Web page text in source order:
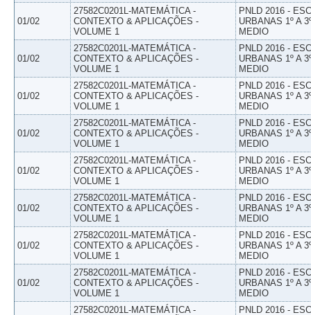
01/02
27582C0201L-MATEMÁTICA -
CONTEXTO & APLICAÇÕES -
VOLUME 1
PNLD 2016 -
URBANAS 1º A
MEDIO
01/02
27582C0201L-MATEMÁTICA -
CONTEXTO & APLICAÇÕES -
VOLUME 1
PNLD 2016 -
URBANAS 1º A
MEDIO
01/02
27582C0201L-MATEMÁTICA -
CONTEXTO & APLICAÇÕES -
VOLUME 1
PNLD 2016 -
URBANAS 1º A
MEDIO
01/02
27582C0201L-MATEMÁTICA -
CONTEXTO & APLICAÇÕES -
VOLUME 1
PNLD 2016 -
URBANAS 1º A
MEDIO
01/02
27582C0201L-MATEMÁTICA -
CONTEXTO & APLICAÇÕES -
VOLUME 1
PNLD 2016 -
URBANAS 1º A
MEDIO
01/02
27582C0201L-MATEMÁTICA -
CONTEXTO & APLICAÇÕES -
VOLUME 1
PNLD 2016 -
URBANAS 1º A
MEDIO
01/02
27582C0201L-MATEMÁTICA -
CONTEXTO & APLICAÇÕES -
VOLUME 1
PNLD 2016 -
URBANAS 1º A
MEDIO
01/02
27582C0201L-MATEMÁTICA -
CONTEXTO & APLICAÇÕES -
VOLUME 1
PNLD 2016 -
URBANAS 1º A
MEDIO
27582C0201L-MATEMÁTICA -
PNLD 2016 -